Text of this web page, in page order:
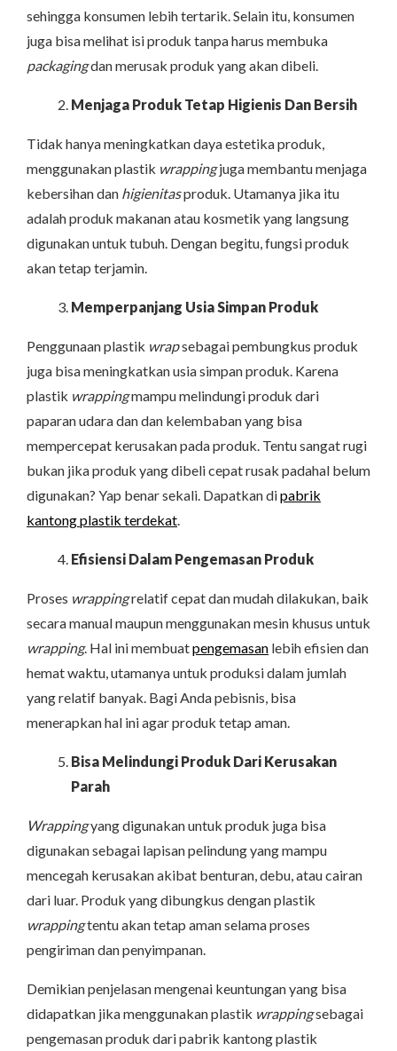
sehingga konsumen lebih tertarik. Selain itu, konsumen
juga bisa melihat isi produk tanpa harus membuka
packagingdan merusak produk yang akan dibeli.
Menjaga Produk Tetap Higienis Dan Bersih
Tidak hanya meningkatkan daya estetika produk,
menggunakan plastik wrappingjuga membantu menjaga
kebersihan dan higienitasproduk. Utamanya jika itu
adalah produk makanan atau kosmetik yang langsung
digunakan untuk tubuh. Dengan begitu, fungsi produk
akan tetap terjamin.
Memperpanjang Usia Simpan Produk
Penggunaan plastik wrapsebagai pembungkus produk
juga bisa meningkatkan usia simpan produk. Karena
plastik wrappingmampu melindungi produk dari
paparan udara dan dan kelembaban yang bisa
mempercepat kerusakan pada produk. Tentu sangat rugi
bukan jika produk yang dibeli cepat rusak padahal belum
digunakan? Yap benar sekali. Dapatkan dipabrik
kantong plastik terdekat
Efisiensi Dalam Pengemasan Produk
Proses wrappingrelatif cepat dan mudah dilakukan, baik
secara manual maupun menggunakan mesin khusus untuk
wrapping. Hal ini membuatpengemasan lebih efisien dan
hemat waktu, utamanya untuk produksi dalam jumlah
yang relatif banyak. Bagi Anda pebisnis, bisa
menerapkan hal ini agar produk tetap aman.
Bisa Melindungi Produk Dari Kerusakan
Parah
Wrappingyang digunakan untuk produk juga bisa
digunakan sebagai lapisan pelindung yang mampu
mencegah kerusakan akibat benturan, debu, atau cairan
dari luar. Produk yang dibungkus dengan plastik
wrappingtentu akan tetap aman selama proses
pengiriman dan penyimpanan.
Demikian penjelasan mengenai keuntungan yang bisa
didapatkan jika menggunakan plastik wrappingsebagai
pengemasan produk dari pabrik kantong plastik